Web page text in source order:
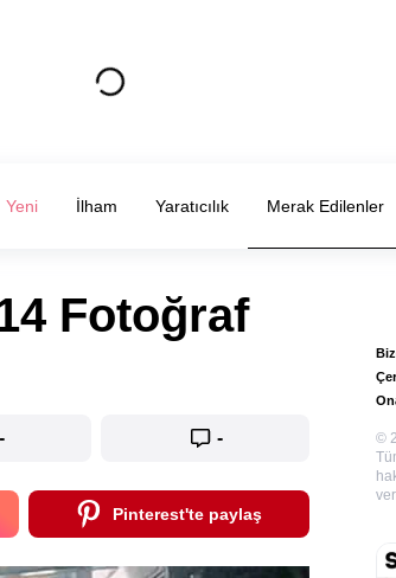
Yeni İlham Yaratıcılık Merak Edilenler
©
Fotoğraf
- -
Pinterest'te paylaş